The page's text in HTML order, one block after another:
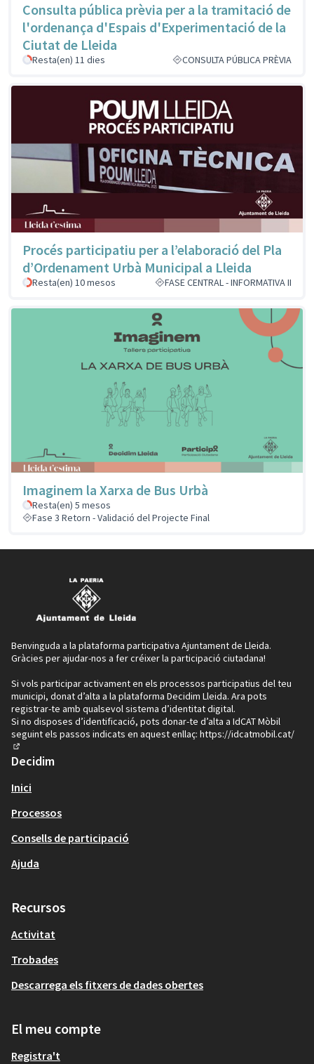
Consulta pública prèvia per a la tramitació de
l'ordenança d'Espais d'Experimentació de la
Ciutat de Lleida
Resta(en) 11 dies CONSULTA PÚBLICA PRÈVIA
Procés participatiu per a l’elaboració del Pla
d’Ordenament Urbà Municipal a Lleida
Resta(en) 10 mesos FASE CENTRAL - INFORMATIVA II
Imaginem la Xarxa de Bus Urbà
Resta(en) 5 mesos
Fase 3 Retorn - Validació del Projecte Final
Benvinguda a la plataforma participativa Ajuntament de Lleida.
Gràcies per ajudar-nos a fer créixer la participació ciutadana!
Si vols participar activament en els processos participatius del teu
municipi, donat d’alta a la plataforma Decidim Lleida. Ara pots
registrar-te amb qualsevol sistema d’identitat digital.
Si no disposes d’identificació, pots donar-te d’alta a IdCAT Mòbil
seguint els passos indicats en aquest enllaç: https://idcatmobil.cat/
(Enllaç extern)
Decidim
Inici
Processos
Consells de participació
Ajuda
Recursos
Activitat
Trobades
Descarrega els fitxers de dades obertes
El meu compte
Registra't